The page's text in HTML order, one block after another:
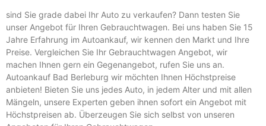
sind Sie grade dabei Ihr Auto zu verkaufen? Dann testen Sie
unser Angebot für Ihren Gebrauchtwagen. Bei uns haben Sie 15
Jahre Erfahrung im Autoankauf, wir kennen den Markt und Ihre
Preise. Vergleichen Sie Ihr Gebrauchtwagen Angebot, wir
machen Ihnen gern ein Gegenangebot, rufen Sie uns an.
Autoankauf Bad Berleburg wir möchten Ihnen Höchstpreise
anbieten! Bieten Sie uns jedes Auto, in jedem Alter und mit allen
Mängeln, unsere Experten geben ihnen sofort ein Angebot mit
Höchstpreisen ab. Überzeugen Sie sich selbst von unseren